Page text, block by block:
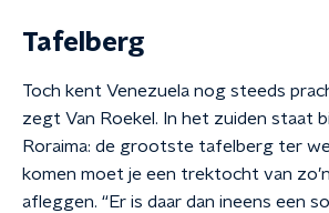
Tafelberg
Toch kent Venezuela nog steeds
zegt Van Roekel. In het zuiden staat
Roraima: de grootste tafelberg ter
komen moet je een trektocht van
afleggen. “Er is daar dan ineens een